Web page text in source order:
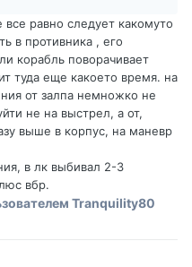
равно следует какомуто
в противника , его
корабль поворачивает
туда еще какоето время. на
от залпа немножко не
не на выстрел, а от,
выше в корпус, на маневр
в лк выбивал 2-3
вбр.
Tranquility80